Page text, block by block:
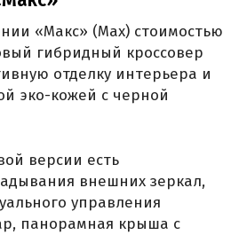
«Макс» (Max) стоимостью
гибридный кроссовер
отделку интерьера и
эко-кожей с черной
версии есть
внешних зеркал,
управления
панорамная крыша с